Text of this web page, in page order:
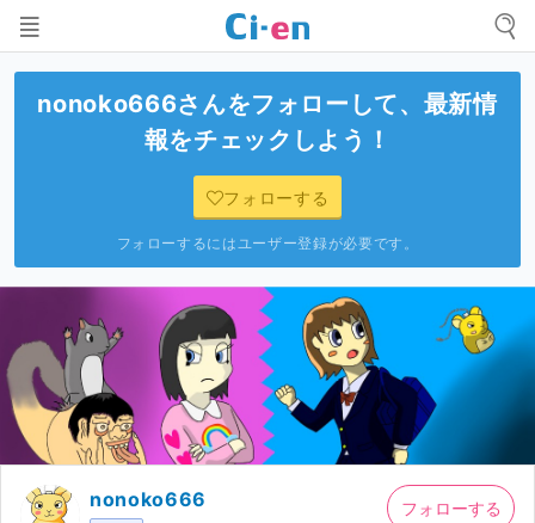
nonoko666さんをフォローして、最新情
報をチェックしよう！
フォローする
フォローするにはユーザー登録が必要です。
nonoko666 フォローする